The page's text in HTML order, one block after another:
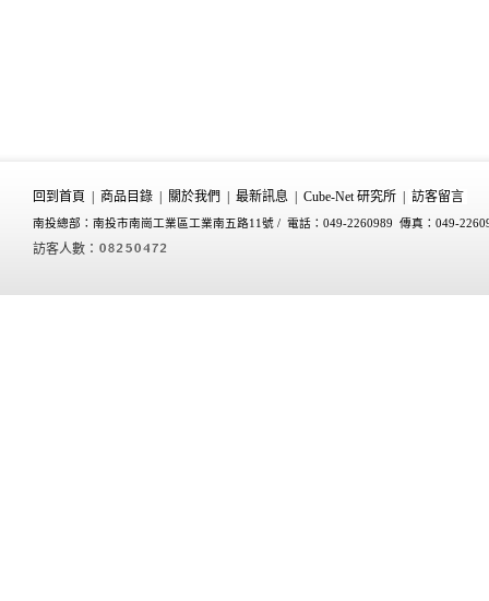
回到首頁 商品目錄 關於我們 最新訊息 Cube-Net 研究所 訪客留言
南投總部：南投市南崗工業區工業南五路11號 / 電話：049-2260989 傳真：049-
訪客人數：